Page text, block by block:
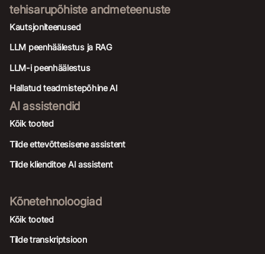
tehisarupõhiste andmeteenuste
Kautsjoniteenused
LLM peenhäälestus ja RAG
LLM-i peenhäälestus
Hallatud teadmistepõhine AI
AI assistendid
Kõik tooted
Tilde ettevõttesisene assistent
Tilde klienditoe AI assistent
Kõnetehnoloogiad
Kõik tooted
Tilde transkriptsioon